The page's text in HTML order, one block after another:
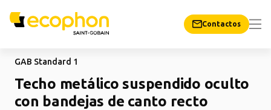
Contactos
GAB Standard 1
Techo metálico suspendido oculto
con bandejas de canto recto